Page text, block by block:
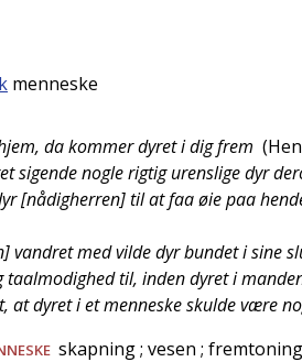
menneske
da kommer dyret i dig frem (
sigende nogle rigtig urenslige dyr
[nådigherren] til at faa øie paa
vandret med vilde dyr bundet i sine
taalmodighed til, inden dyret i
at dyret i et menneske skulde være
skapning; vesen ; fremtoning